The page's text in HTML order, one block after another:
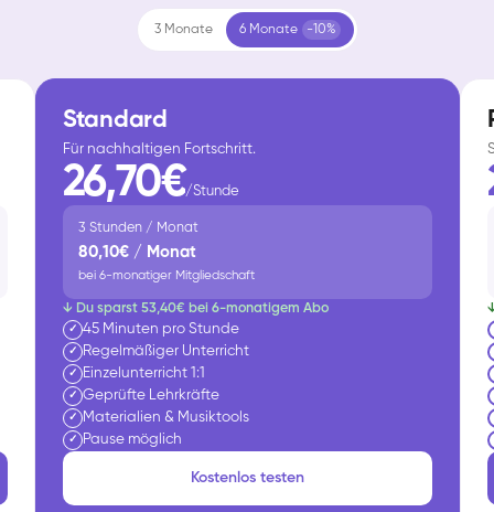
3 Monate 6 Monate -10%
Standard
Für nachhaltigen Fortschritt.
26,70€/Stunde
3 Stunden / Monat
80,10€ / Monat
bei 6-monatiger Mitgliedschaft
↓ Du sparst 53,40€ bei 6-monatigem Abo
✓ 45 Minuten pro Stunde
✓ Regelmäßiger Unterricht
✓ Einzelunterricht 1:1
✓ Geprüfte Lehrkräfte
✓ Materialien & Musiktools
✓ Pause möglich
Kostenlos testen